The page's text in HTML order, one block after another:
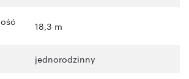
18,3 m
jednorodzinny